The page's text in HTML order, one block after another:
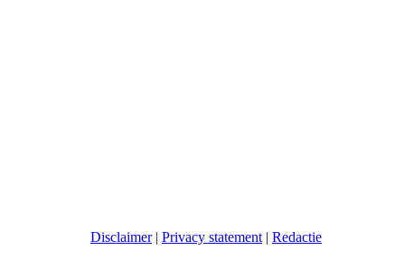
Disclaimer| Privacy statement | Redactie